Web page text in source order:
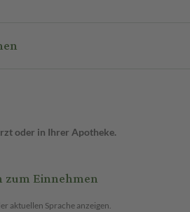
oder in Ihrer Apotheke.
Einnehmen
aktuellen Sprache anzeigen.